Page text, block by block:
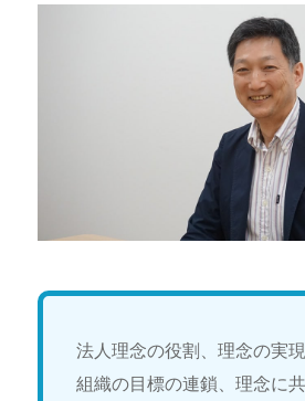
法人理念の役割、理念の実
組織の目標の連鎖、理念に